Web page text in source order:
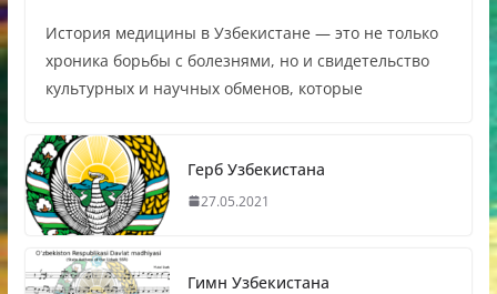
История медицины в Узбекистане — это не только
хроника борьбы с болезнями, но и свидетельство
культурных и научных обменов, которые
Герб Узбекистана
27.05.2021
Гимн Узбекистана